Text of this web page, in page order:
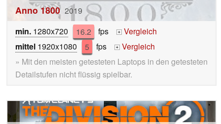
Anno 1800 2019
min. 1280x720 16.2 fps +
Vergleich
mittel 1920x1080 5 fps +
Vergleich
» Mit den meisten getesteten Laptops in den getesteten
Detailstufen nicht flüssig spielbar.